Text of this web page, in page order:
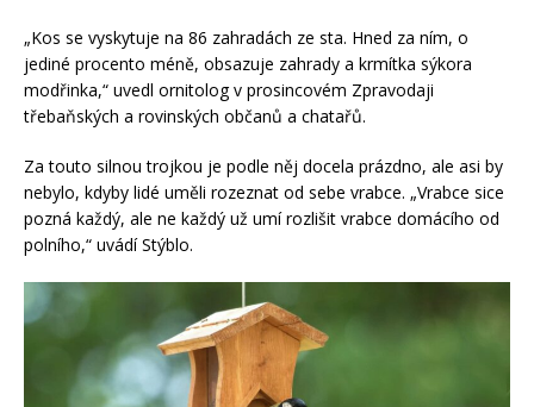
„Kos se vyskytuje na 86 zahradách ze sta. Hned za ním, o
jediné procento méně, obsazuje zahrady a krmítka sýkora
modřinka,“ uvedl ornitolog v prosincovém Zpravodaji
třebaňských a rovinských občanů a chatařů.
Za touto silnou trojkou je podle něj docela prázdno, ale asi by
nebylo, kdyby lidé uměli rozeznat od sebe vrabce. „Vrabce sice
pozná každý, ale ne každý už umí rozlišit vrabce domácího od
polního,“ uvádí Stýblo.